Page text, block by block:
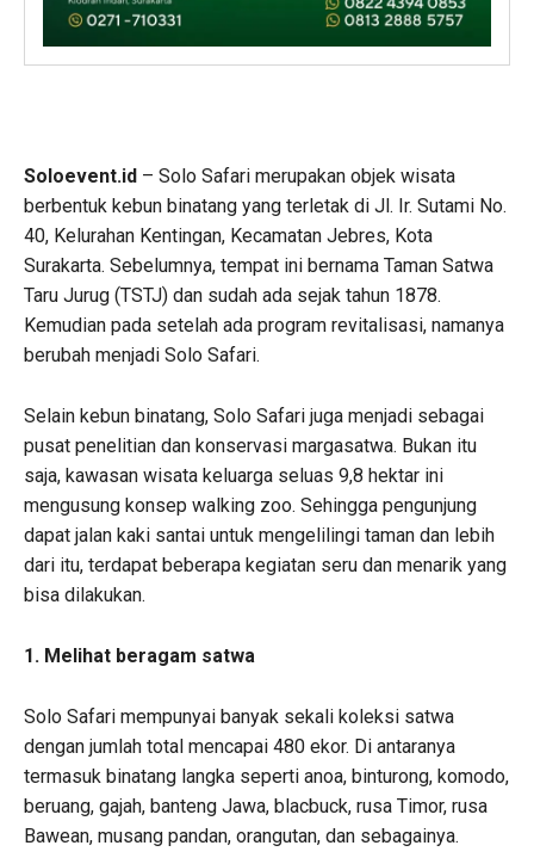
Soloevent.id – Solo Safari merupakan objek wisata
berbentuk kebun binatang yang terletak di Jl. Ir. Sutami No.
40, Kelurahan Kentingan, Kecamatan Jebres, Kota
Surakarta. Sebelumnya, tempat ini bernama Taman Satwa
Taru Jurug (TSTJ) dan sudah ada sejak tahun 1878.
Kemudian pada setelah ada program revitalisasi, namanya
berubah menjadi Solo Safari.
Selain kebun binatang, Solo Safari juga menjadi sebagai
pusat penelitian dan konservasi margasatwa. Bukan itu
saja, kawasan wisata keluarga seluas 9,8 hektar ini
mengusung konsep walking zoo. Sehingga pengunjung
dapat jalan kaki santai untuk mengelilingi taman dan lebih
dari itu, terdapat beberapa kegiatan seru dan menarik yang
bisa dilakukan.
1. Melihat beragam satwa
Solo Safari mempunyai banyak sekali koleksi satwa
dengan jumlah total mencapai 480 ekor. Di antaranya
termasuk binatang langka seperti anoa, binturong, komodo,
beruang, gajah, banteng Jawa, blacbuck, rusa Timor, rusa
Bawean, musang pandan, orangutan, dan sebagainya.